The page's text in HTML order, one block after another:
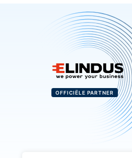
OFFICIËLE PARTNER